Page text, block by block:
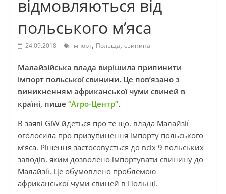
відмовляються від
польського м’яса
24.09.2018 імпорт, Польща, свинина
Малайзійська влада вирішила припинити
імпорт польської свинини. Це пов’язано з
виникненням африканської чуми свиней в
країні, пише “Агро-Центр”.
В заяві GIW йдеться про те що, влада Малайзії
оголосила про призупинення імпорту польського
м’яса. Рішення застосовується до всіх 9 польських
заводів, яким дозволено імпортувати свинину до
Малайзії. Це обумовлено проблемою
африканської чуми свиней в Польщі.